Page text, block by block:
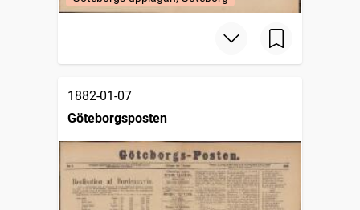
1882-01-07
Göteborgsposten